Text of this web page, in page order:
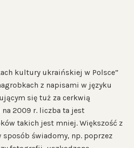
kultury ukraińskiej w Polsce”
z napisami w języku
się tuż za cerkwią
2009 r. liczba ta jest
takich jest mniej. Większość z
sposób świadomy, np. poprzez